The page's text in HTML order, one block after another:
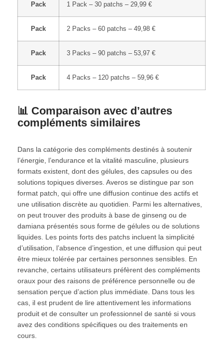
Pack 1 Pack – 30 patchs – 29,99 €
Pack 2 Packs – 60 patchs – 49,98 €
Pack 3 Packs – 90 patchs – 53,97 €
Pack 4 Packs – 120 patchs – 59,96 €
📊 Comparaison avec d’autres
compléments similaires
Dans la catégorie des compléments destinés à soutenir
l’énergie, l’endurance et la vitalité masculine, plusieurs
formats existent, dont des gélules, des capsules ou des
solutions topiques diverses. Averos se distingue par son
format patch, qui offre une diffusion continue des actifs et
une utilisation discrète au quotidien. Parmi les alternatives,
on peut trouver des produits à base de ginseng ou de
damiana présentés sous forme de gélules ou de solutions
liquides. Les points forts des patchs incluent la simplicité
d’utilisation, l’absence d’ingestion, et une diffusion qui peut
être mieux tolérée par certaines personnes sensibles. En
revanche, certains utilisateurs préfèrent des compléments
oraux pour des raisons de préférence personnelle ou de
sensation perçue d’action plus immédiate. Dans tous les
cas, il est prudent de lire attentivement les informations
produit et de consulter un professionnel de santé si vous
avez des conditions spécifiques ou des traitements en
cours.